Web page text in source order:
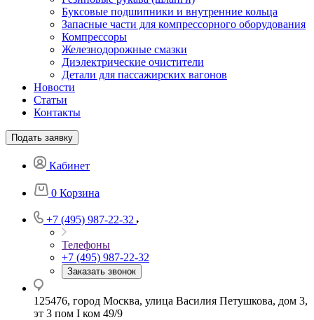
Буксовые подшипники и внутренние кольца
Запасные части для компрессорного оборудования
Компрессоры
Железнодорожные смазки
Диэлектрические очистители
Детали для пассажирских вагонов
Новости
Статьи
Контакты
Подать заявку
Кабинет
0 Корзина
+7 (495) 987-22-32
Телефоны
+7 (495) 987-22-32
Заказать звонок
125476, город Москва, улица Василия Петушкова, дом 3,
эт 3 пом I ком 49/9